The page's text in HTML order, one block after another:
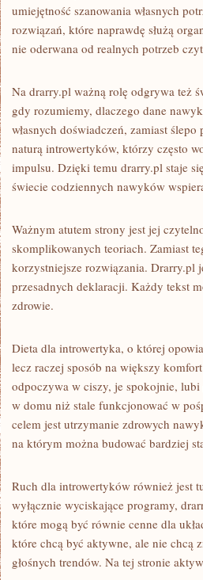
umiejętność szanowania własnych
rozwiązań, które naprawdę służą
nie oderwana od realnych potrzeb
Na drarry.pl ważną rolę odgrywa też
gdy rozumiemy, dlaczego dane
własnych doświadczeń, zamiast
naturą introwertyków, którzy często
impulsu. Dzięki temu drarry.pl staje
świecie codziennych nawyków
Ważnym atutem strony jest jej
skomplikowanych teoriach. Zamiast
korzystniejsze rozwiązania. Drarry.pl
przesadnych deklaracji. Każdy tekst
zdrowie.
Dieta dla introwertyka, o której
lecz raczej sposób na większy
odpoczywa w ciszy, je spokojnie,
w domu niż stale funkcjonować w
celem jest utrzymanie zdrowych
na którym można budować bardziej
Ruch dla introwertyków również jest
wyłącznie wyciskające programy,
które mogą być równie cenne dla
które chcą być aktywne, ale nie chcą
głośnych trendów. Na tej stronie